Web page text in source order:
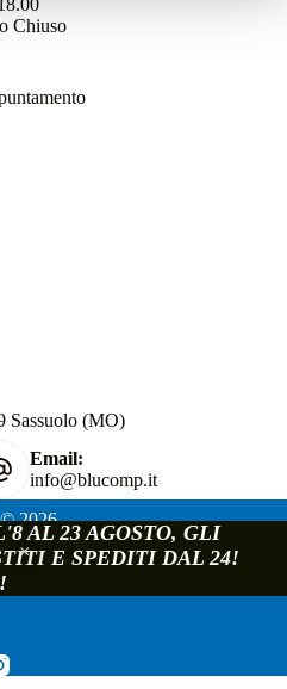
AL 23 AGOSTO, GLI
E SPEDITI DAL 24!
Chiuso
Sassuolo (MO)
Email:
info@blucomp.it
2026
Matteo e c.
- Modena